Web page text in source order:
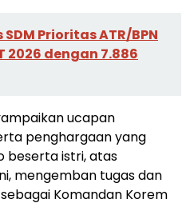
Prioritas ATR/BPN
2026 dengan 7.886
ucapan
penghargaan yang
beserta istri, atas
mengemban tugas dan
Komandan Korem